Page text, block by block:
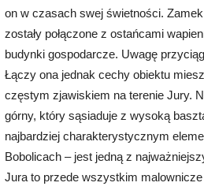
on w czasach swej świetności.
zostały połączone z ostańcami
budynki gospodarcze. Uwagę
Łączy ona jednak cechy obiektu
częstym zjawiskiem na terenie Jury.
górny, który sąsiaduje z wysoką
najbardziej charakterystycznym
Bobolicach – jest jedną z
Jura to przede wszystkim